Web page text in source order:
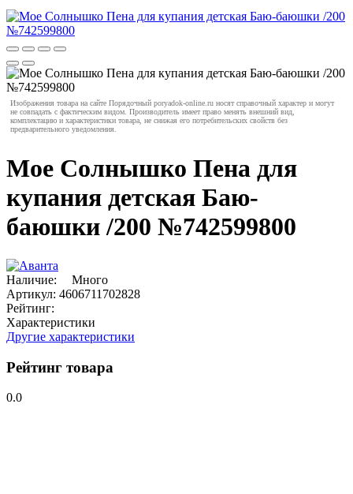
Изображения товара на сайте Порядочный poryadok-online.ru носят справочный характер и могут
не совпадать с фактическим видом. Производитель имеет право менять внешний вид,
комплектацию и характеристики товара, не снижая его потребительских свойств без
предварительного уведомления.
Мое Cолнышко Пена для
купания детская Баю-
баюшки /200 №742599800
Наличие:
Много
Артикул: 4606711702828
Рейтинг:
Характеристики
Другие характеристики
Рейтинг товара
0.0